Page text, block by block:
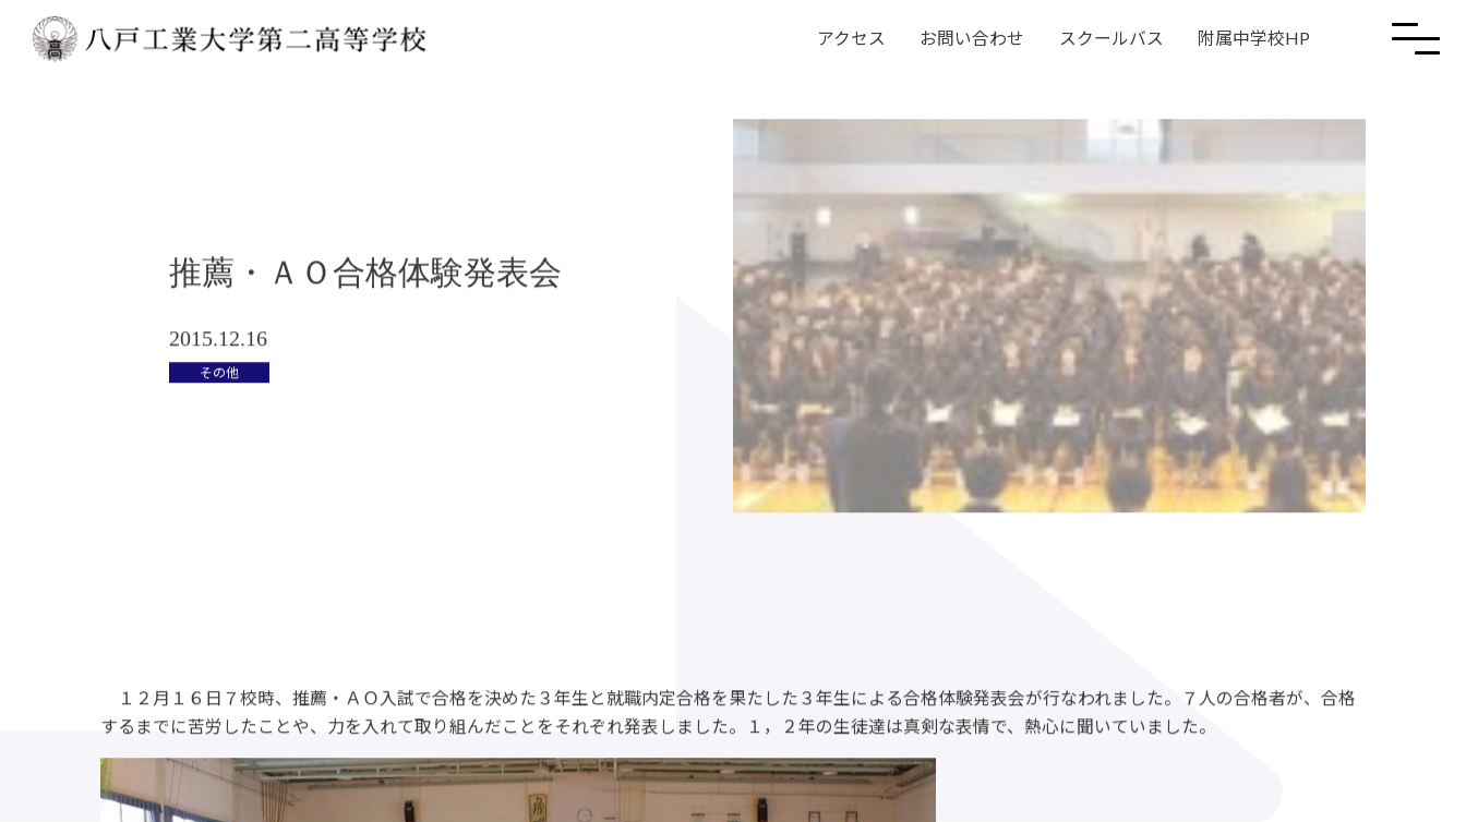
アクセス お問い合わせ スクールバス 附属中学校HP
推薦・ＡＯ合格体験発表会
2015.12.16
その他
１２月１６日７校時、推薦・ＡＯ入試で合格を決めた３年生と就職内定合格を果たした３年生による合格体験発表会が行なわれました。７人の合格者が、合格
するまでに苦労したことや、力を入れて取り組んだことをそれぞれ発表しました。１，２年の生徒達は真剣な表情で、熱心に聞いていました。